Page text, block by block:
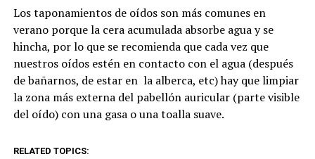
Los taponamientos de oídos son más comunes en
verano porque la cera acumulada absorbe agua y se
hincha, por lo que se recomienda que cada vez que
nuestros oídos estén en contacto con el agua (después
de bañarnos, de estar en la alberca, etc) hay que limpiar
la zona más externa del pabellón auricular (parte visible
del oído) con una gasa o una toalla suave.
RELATED TOPICS: